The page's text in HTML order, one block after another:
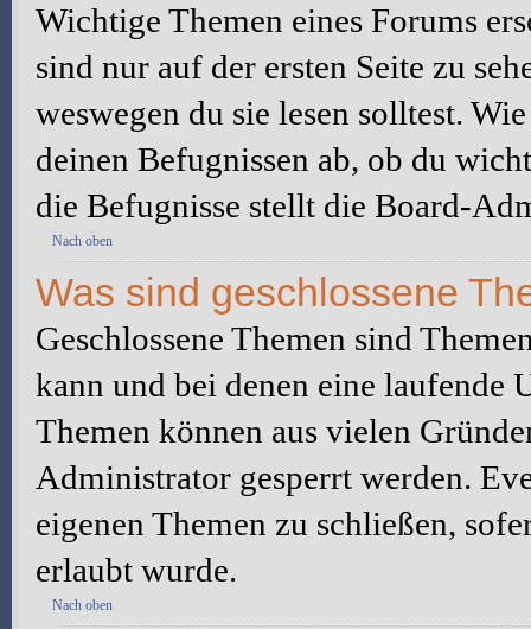
Wichtige Themen eines Forums
sind nur auf der ersten Seite zu
weswegen du sie lesen solltest.
deinen Befugnissen ab, ob du
die Befugnisse stellt die Board-
Nach oben
Was sind geschlossene
Geschlossene Themen sind
kann und bei denen eine laufende
Themen können aus vielen
Administrator gesperrt werden.
eigenen Themen zu schließen,
erlaubt wurde.
Nach oben